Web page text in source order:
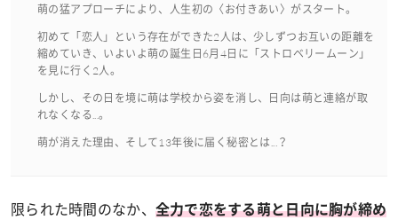
萌の猛アプローチにより、人生初の〈お付きあい〉がスタート。
初めて「恋人」という存在ができた2人は、少しずつお互いの距離を
縮めていき、いよいよ萌の誕生日6月4日に「ストロベリームーン」
を見に行く2人。
しかし、その日を境に萌は学校から姿を消し、日向は萌と連絡が取
れなくなる...。
萌が消えた理由、そして13年後に届く秘密とは...？
限られた時間のなか、 全力で恋をする萌と日向に胸が締め